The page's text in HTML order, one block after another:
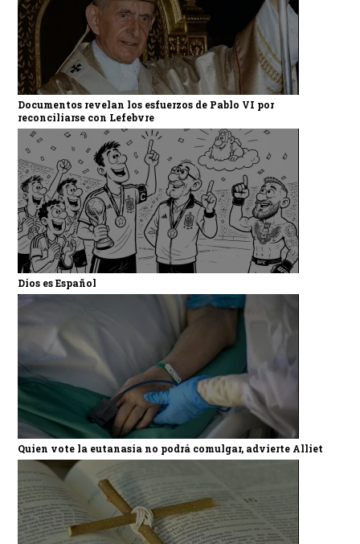
Documentos revelan los esfuerzos de Pablo VI por
reconciliarse con Lefebvre
Dios es Español
Quien vote la eutanasia no podrá comulgar, advierte Alliet